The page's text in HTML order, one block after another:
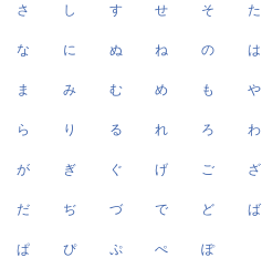
さ し す せ そ た
な に ぬ ね の は
ま み む め も や
ら り る れ ろ わ
が ぎ ぐ げ ご ざ
だ ぢ づ で ど ば
ぱ ぴ ぷ ぺ ぽ